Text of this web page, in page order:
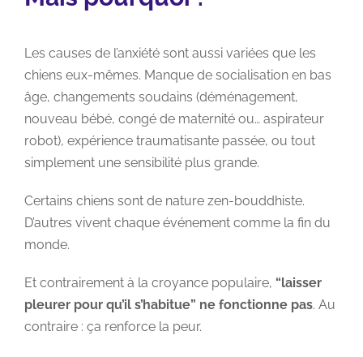
Les causes de l’anxiété sont aussi variées que les
chiens eux-mêmes. Manque de socialisation en bas
âge, changements soudains (déménagement,
nouveau bébé, congé de maternité ou… aspirateur
robot), expérience traumatisante passée, ou tout
simplement une sensibilité plus grande.
Certains chiens sont de nature zen-bouddhiste.
D’autres vivent chaque événement comme la fin du
monde.
Et contrairement à la croyance populaire, “laisser
pleurer pour qu’il s’habitue” ne fonctionne pas. Au
contraire : ça renforce la peur.